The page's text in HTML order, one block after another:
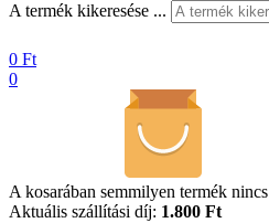
A termék kikeresése ...
0 Ft
0
A kosarában semmilyen termék nincs
Aktuális szállítási díj: 1.800 Ft